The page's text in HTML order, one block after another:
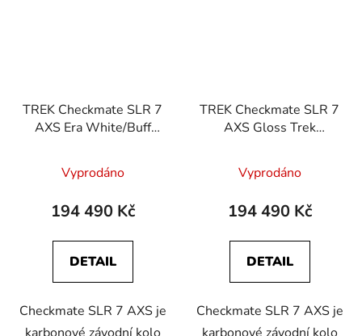
TREK Checkmate SLR 7
AXS Era White/Buff
Vyprodáno
194 490 Kč
DETAIL
Checkmate SLR 7 AXS je
TREK Checkmate SLR 7
AXS Gloss Trek
Smoke
Vyprodáno
194 490 Kč
DETAIL
Checkmate SLR 7 AXS je